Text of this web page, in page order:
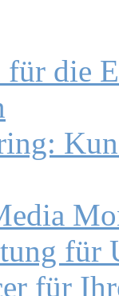
die
für
für